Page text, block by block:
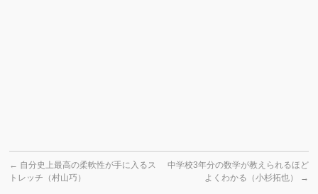
← 自分史上最高の柔軟性が手に入るス
トレッチ（村山巧）
中学校3年分の数学が教えられるほど
よくわかる（小杉拓也）
→